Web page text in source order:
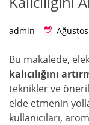
admin
Bu makalede,
kalıcılığını
teknikler ve
elde etmenin
kullanıcıları,